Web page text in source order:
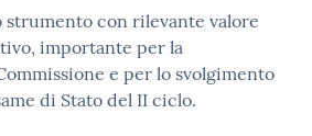
con rilevante valore
importante per la
e per lo svolgimento
di Stato del II ciclo.